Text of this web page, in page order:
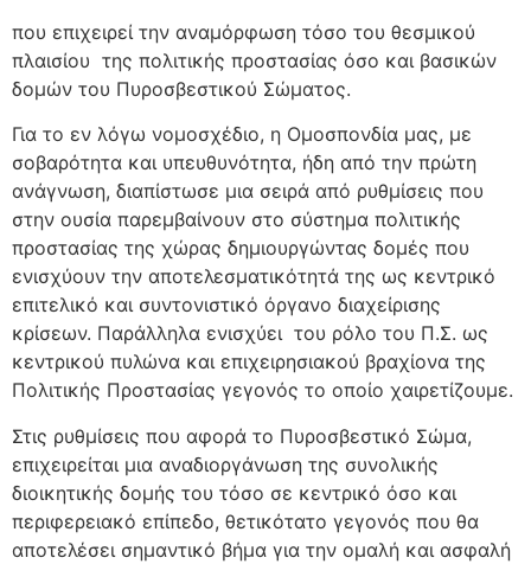
που επιχειρεί την αναμόρφωση τόσο του θεσμικού
πλαισίου της πολιτικής προστασίας όσο και βασικών
δομών του Πυροσβεστικού Σώματος.
Για το εν λόγω νομοσχέδιο, η Ομοσπονδία μας, με
σοβαρότητα και υπευθυνότητα, ήδη από την πρώτη
ανάγνωση, διαπίστωσε μια σειρά από ρυθμίσεις που
στην ουσία παρεμβαίνουν στο σύστημα πολιτικής
προστασίας της χώρας δημιουργώντας δομές που
ενισχύουν την αποτελεσματικότητά της ως κεντρικό
επιτελικό και συντονιστικό όργανο διαχείρισης
κρίσεων. Παράλληλα ενισχύει του ρόλο του Π.Σ. ως
κεντρικού πυλώνα και επιχειρησιακού βραχίονα της
Πολιτικής Προστασίας γεγονός το οποίο χαιρετίζουμε.
Στις ρυθμίσεις που αφορά το Πυροσβεστικό Σώμα,
επιχειρείται μια αναδιοργάνωση της συνολικής
διοικητικής δομής του τόσο σε κεντρικό όσο και
περιφερειακό επίπεδο, θετικότατο γεγονός που θα
αποτελέσει σημαντικό βήμα για την ομαλή και ασφαλή